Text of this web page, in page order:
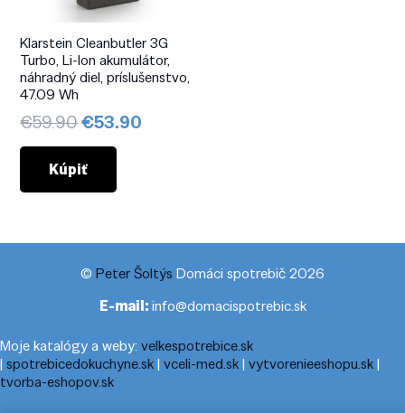
Klarstein Cleanbutler 3G
Turbo, Li-Ion akumulátor,
náhradný diel, príslušenstvo,
47.09 Wh
€59.90Pôvodná
cena
bola:
€59.90.
€53.90
Kúpiť
© Peter Šoltýs Domáci spotrebič 2026
E-mail:info@domacispotrebic.sk
Moje katalógy a weby: velkespotrebice.sk
| spotrebicedokuchyne.sk| vceli-med.sk| vytvorenieeshopu.sk|
tvorba-eshopov.sk